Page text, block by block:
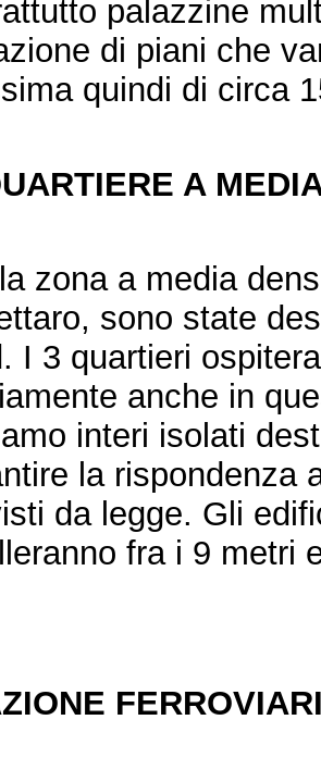
palazzine
di piani che
quindi di circa
A
zona a media
sono state
I 3 quartieri
anche in
interi isolati
la rispondenza
da legge. Gli
fra i 9 metri